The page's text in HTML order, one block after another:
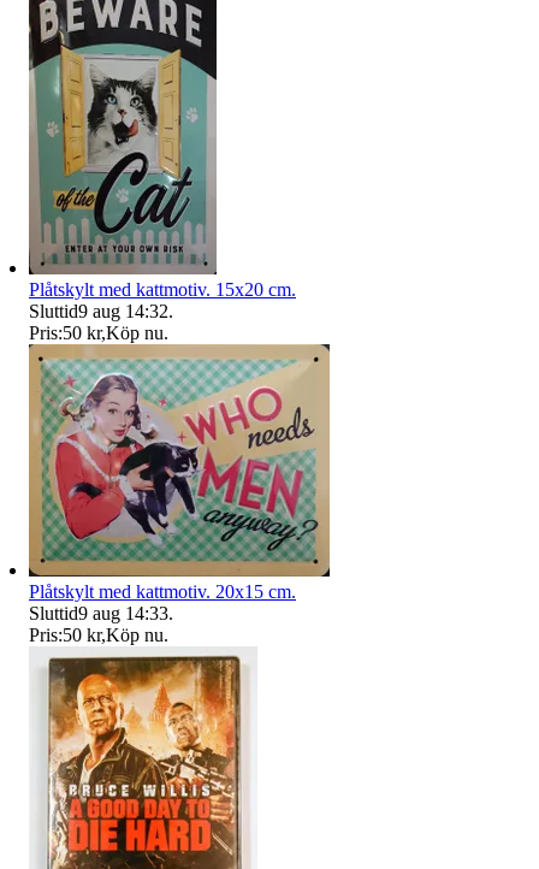
Plåtskylt med kattmotiv. 15x20 cm.
Sluttid9 aug 14:32.
Pris:50 kr,Köp nu.
Plåtskylt med kattmotiv. 20x15 cm.
Sluttid9 aug 14:33.
Pris:50 kr,Köp nu.